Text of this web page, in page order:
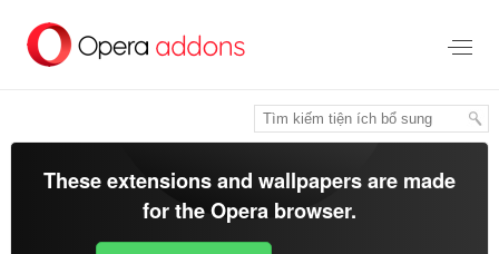
đến
These extensions and wallpapers are made
for theOpera browser.